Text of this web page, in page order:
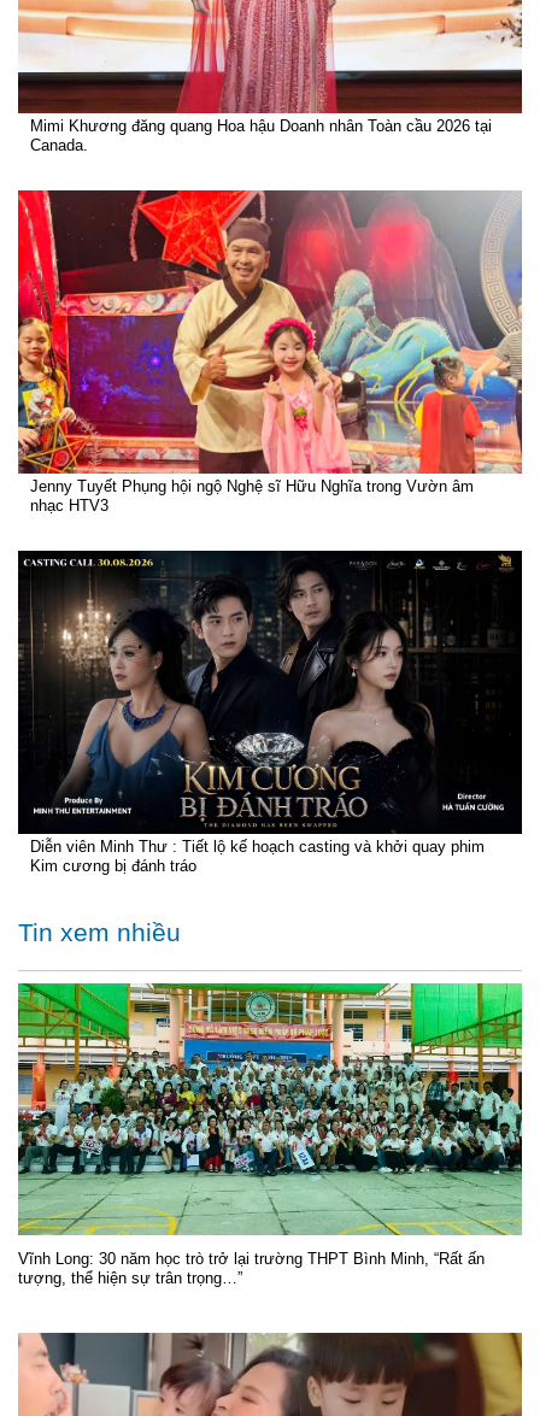
Mimi Khương đăng quang Hoa hậu Doanh nhân Toàn cầu 2026 tại
Canada.
Jenny Tuyết Phụng hội ngộ Nghệ sĩ Hữu Nghĩa trong Vườn âm
nhạc HTV3
Diễn viên Minh Thư : Tiết lộ kế hoạch casting và khởi quay phim
Kim cương bị đánh tráo
Tin xem nhiều
Vĩnh Long: 30 năm học trò trở lại trường THPT Bình Minh, “Rất ấn
tượng, thể hiện sự trân trọng…”